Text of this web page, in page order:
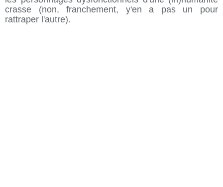
crasse (non, franchement, y'en a pas un pour
rattraper l'autre).